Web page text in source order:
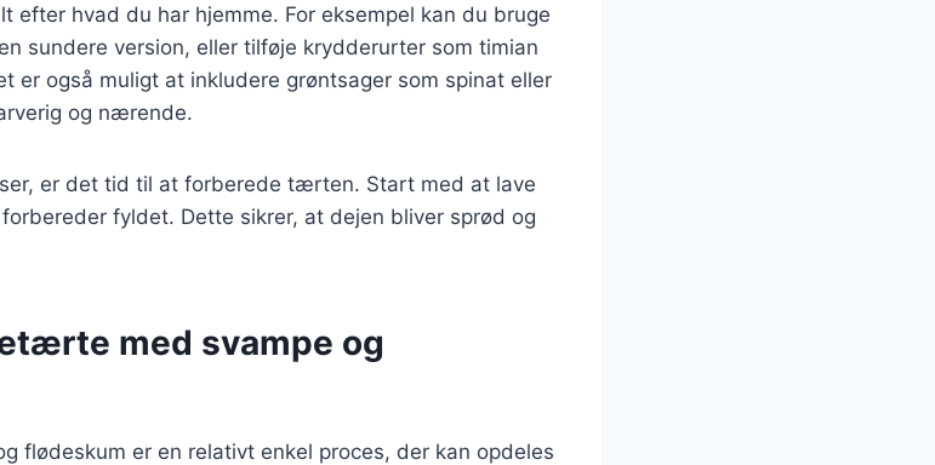
efter hvad du har hjemme. For eksempel kan du bruge
sundere version, eller tilføje krydderurter som timian
er også muligt at inkludere grøntsager som spinat eller
og nærende.
er det tid til at forberede tærten. Start med at lave
fyldet. Dette sikrer, at dejen bliver sprød og
med svampe og
flødeskum er en relativt enkel proces, der kan opdeles